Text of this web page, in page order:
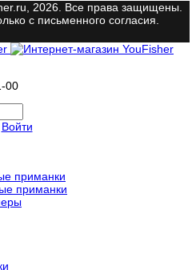
2026. Все права защищены.
с письменного согласия.
00
Войти
приманки
приманки